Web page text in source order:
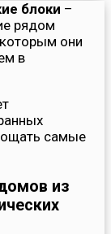
блоки –
рядом
которым они
в
самые
из